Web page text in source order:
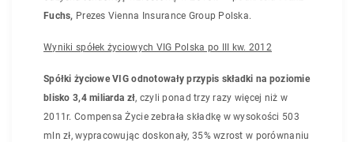
Fuchs, Prezes Vienna Insurance Group Polska.
Wyniki spółek życiowych VIG Polska po III kw. 2012
Spółki życiowe VIG odnotowały przypis składki na poziomie
blisko 3,4 miliarda zł, czyli ponad trzy razy więcej niż w
2011r. Compensa Życie zebrała składkę w wysokości 503
mln zł, wypracowując doskonały, 35% wzrost w porównaniu